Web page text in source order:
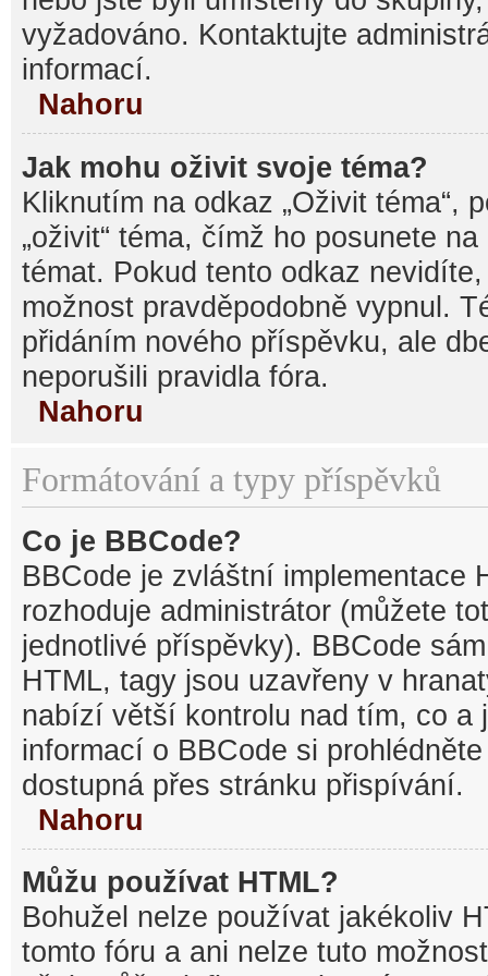
vyžadováno. Kontaktujte
informací.
Nahoru
Jak mohu oživit svoje téma?
Kliknutím na odkaz „Oživit téma“,
„oživit“ téma, čímž ho posunete
témat. Pokud tento odkaz
možnost pravděpodobně vypnul.
přidáním nového příspěvku, ale
neporušili pravidla fóra.
Nahoru
Formátování a typy příspěvků
Co je BBCode?
BBCode je zvláštní implementace
rozhoduje administrátor (můžete
jednotlivé příspěvky). BBCode
HTML, tagy jsou uzavřeny v
nabízí větší kontrolu nad tím, co a
informací o BBCode si
dostupná přes stránku přispívání.
Nahoru
Můžu používat HTML?
Bohužel nelze používat jakékoliv
tomto fóru a ani nelze tuto